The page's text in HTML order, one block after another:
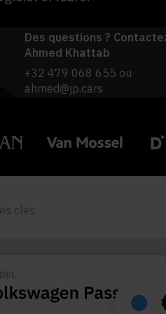
Des questions ?
Ahmed Khattab
+32 479 068 655 ou
ahmed@jp.cars
clés